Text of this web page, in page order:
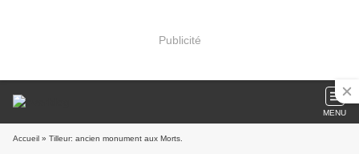
Publicité
MENU
Accueil » Tilleur: ancien monument aux Morts.